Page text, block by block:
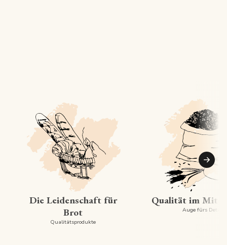
Die Leidenschaft für
Brot
Qualitätsprodukte
Qualität im
Auge fürs Detail